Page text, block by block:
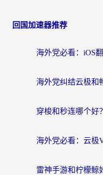
回国加速器推荐